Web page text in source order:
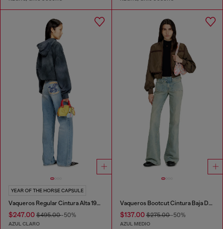
YEAR OF THE HORSE CAPSULE
Vaqueros Regular Cintura Alta 1971 D-Sent
$247.00 $495.00-50%
AZUL CLARO
Vaqueros Bootcut Cintura Baja D-Hush
$137.00$275.00-50%
AZUL MEDIO